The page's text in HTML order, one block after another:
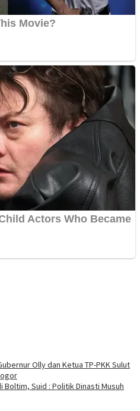
Olly dan Ketua TP-PKK Sulut
Boltim, Suid : Politik Dinasti Musuh